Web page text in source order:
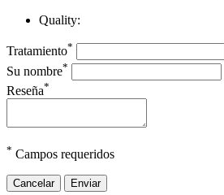
Quality:
Tratamiento*
Su nombre*
Reseña*
* Campos requeridos
Cancelar Enviar